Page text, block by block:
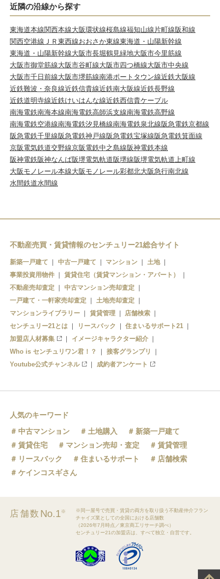
近隣の沿線から探す
東海道本線関西本線大阪環状線桜島線福知山線片町線阪和線
関西空港線 ＪＲ東西線おおさか東線東海道・山陽新幹線
東海道・山陽新幹線大阪市長堀鶴見緑地大阪市今里筋線
大阪市御堂筋線大阪市谷町線大阪市四つ橋線大阪市中央線
大阪市千日前線大阪市堺筋線南港ポートタウン線近鉄大阪線
近鉄難波・奈良線近鉄信貴線近鉄南大阪線近鉄長野線
近鉄道明寺線近鉄けいはんな線近鉄西信貴ケーブル
南海電鉄南海本線南海電鉄高師浜支線南海電鉄高野線
南海電鉄空港線南海電鉄汐見橋線南海電鉄泉北線阪急電鉄京都線
阪急電鉄千里線阪急電鉄神戸線阪急電鉄宝塚線阪急電鉄箕面線
京阪電気鉄道交野線京阪電鉄中之島線阪神電鉄本線
阪神電鉄阪神なんば阪堺電気軌道阪堺線阪堺電気軌道上町線
大阪モノレール本線大阪モノレール彩都北大阪急行南北線
水間鉄道水間線
不動産売買・賃貸情報のセンチュリー21総合サイト
新築一戸建て 中古一戸建て マンション
土地
事業投資用物件
賃貸住宅（賃貸マンション・アパート）
不動産売却査定
中古マンション売却査定
一戸建て・一軒家売却査定
土地売却査定
マンションライブラリー
賃貸管理
店舗検索
センチュリー21とは
リースバック
住まいるサポート21
加盟店人材募集
イメージキャラクター紹介
Who is センチュリワン君！？
接客グランプリ
Youtube公式チャンネル
成約者アンケート
人気のキーワード
中古マンション
土地購入
新築一戸建て
賃貸住宅
マンション売却・査定
賃貸管理
リースバック
住まいるサポート
店舗検索
ケインコスギさん
店舗数 No.1※
※同一屋号で売買・賃貸の両方を取り扱う不動産仲介フラン
チャイズ業としての全国における店舗数
（2026年7月時点／東京商工リサーチ調べ）
センチュリー21の加盟店は、すべて独立・自営です。